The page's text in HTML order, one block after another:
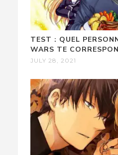
TEST : QUEL
WARS TE
JULY 28, 2021